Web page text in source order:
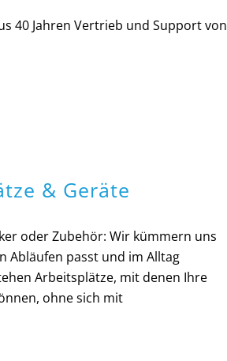
40 Jahren Vertrieb und Support von
& Geräte
oder Zubehör: Wir kümmern uns
Abläufen passt und im Alltag
Arbeitsplätze, mit denen Ihre
ohne sich mit